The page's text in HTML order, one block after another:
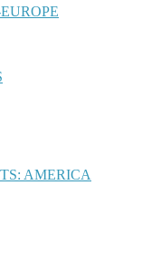
AMERICA